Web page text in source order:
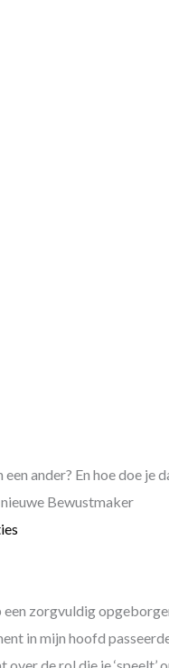
Bewustmaker
zorgvuldig
in mijn hoofd